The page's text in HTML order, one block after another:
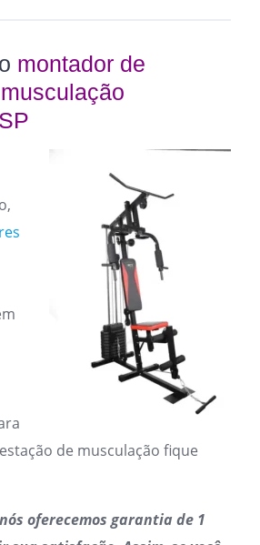
montador de
de musculação fique
oferecemos garantia de 1